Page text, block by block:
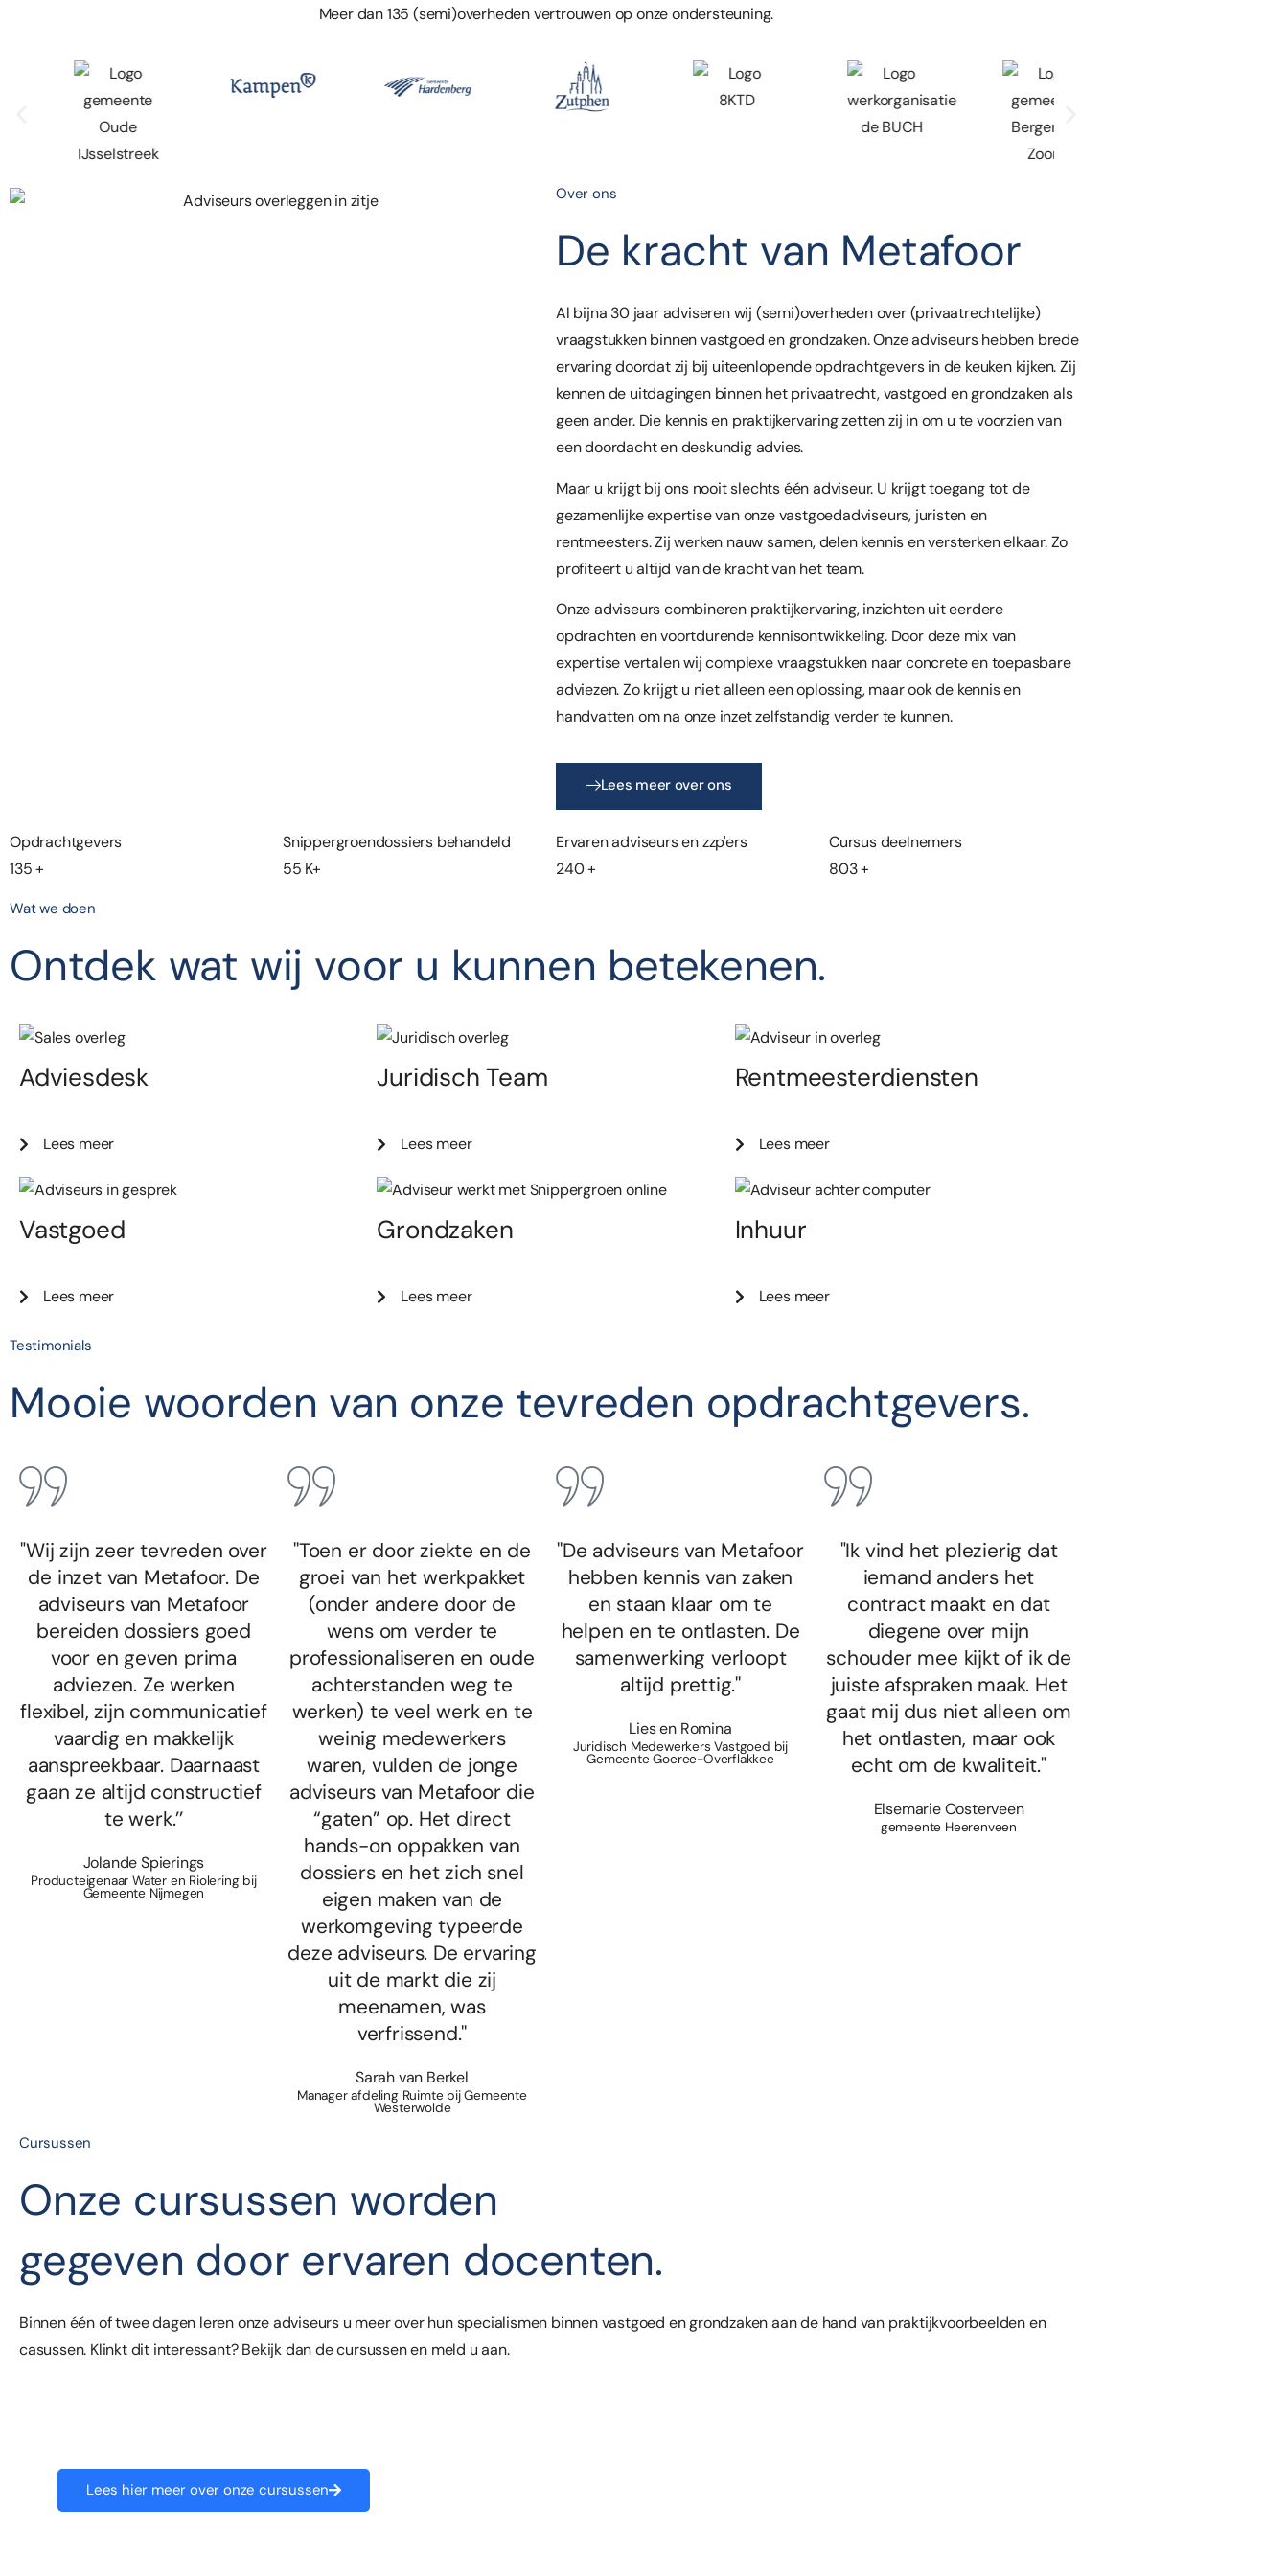
Meer dan 135 (semi)overheden vertrouwen op onze ondersteuning.
Over ons
De kracht van Metafoor
Al bijna 30 jaar adviseren wij (semi)overheden over (privaatrechtelijke)
vraagstukken binnen vastgoed en grondzaken. Onze adviseurs hebben brede
ervaring doordat zij bij uiteenlopende opdrachtgevers in de keuken kijken. Zij
kennen de uitdagingen binnen het privaatrecht, vastgoed en grondzaken als
geen ander. Die kennis en praktijkervaring zetten zij in om u te voorzien van
een doordacht en deskundig advies.
Maar u krijgt bij ons nooit slechts één adviseur. U krijgt toegang tot de
gezamenlijke expertise van onze vastgoedadviseurs, juristen en
rentmeesters. Zij werken nauw samen, delen kennis en versterken elkaar. Zo
profiteert u altijd van de kracht van het team.
Onze adviseurs combineren praktijkervaring, inzichten uit eerdere
opdrachten en voortdurende kennisontwikkeling. Door deze mix van
expertise vertalen wij complexe vraagstukken naar concrete en toepasbare
adviezen. Zo krijgt u niet alleen een oplossing, maar ook de kennis en
handvatten om na onze inzet zelfstandig verder te kunnen.
Lees meer over ons
Opdrachtgevers
135 +
Snippergroendossiers behandeld
55 K+
Ervaren adviseurs en zzp'ers
240+
Cursus deelnemers
803+
Wat we doen
Ontdek wat wij voor u kunnen betekenen.
Adviesdesk
Lees meer
Juridisch Team
Lees meer
Rentmeesterdiensten
Lees meer
Vastgoed
Lees meer
Grondzaken
Lees meer
Inhuur
Lees meer
Testimonials
Mooie woorden van onze tevreden opdrachtgevers.
"Wij zijn zeer tevreden over
de inzet van Metafoor. De
adviseurs van Metafoor
bereiden dossiers goed
voor en geven prima
adviezen. Ze werken
flexibel, zijn communicatief
vaardig en makkelijk
aanspreekbaar. Daarnaast
gaan ze altijd constructief
te werk.’’
Jolande Spierings
Producteigenaar Water en Riolering bij
Gemeente Nijmegen
''Toen er door ziekte en de
groei van het werkpakket
(onder andere door de
wens om verder te
professionaliseren en oude
achterstanden weg te
werken) te veel werk en te
weinig medewerkers
waren, vulden de jonge
adviseurs van Metafoor die
“gaten” op. Het direct
hands-on oppakken van
dossiers en het zich snel
eigen maken van de
werkomgeving typeerde
deze adviseurs. De ervaring
uit de markt die zij
meenamen, was
verfrissend.''
Sarah van Berkel
Manager afdeling Ruimte bij Gemeente
Westerwolde
''De adviseurs van Metafoor
hebben kennis van zaken
en staan klaar om te
helpen en te ontlasten. De
samenwerking verloopt
altijd prettig.''
Lies en Romina
Juridisch Medewerkers Vastgoed bij
Gemeente Goeree-Overflakkee
"Ik vind het plezierig dat
iemand anders het
contract maakt en dat
diegene over mijn
schouder mee kijkt of ik de
juiste afspraken maak. Het
gaat mij dus niet alleen om
het ontlasten, maar ook
echt om de kwaliteit."
Elsemarie Oosterveen
gemeente Heerenveen
Cursussen
Onze cursussen worden
gegeven door ervaren docenten.
Binnen één of twee dagen leren onze adviseurs u meer over hun specialismen binnen vastgoed en grondzaken aan de hand van praktijkvoorbeelden en
casussen. Klinkt dit interessant? Bekijk dan de cursussen en meld u aan.
Lees hier meer over onze cursussen